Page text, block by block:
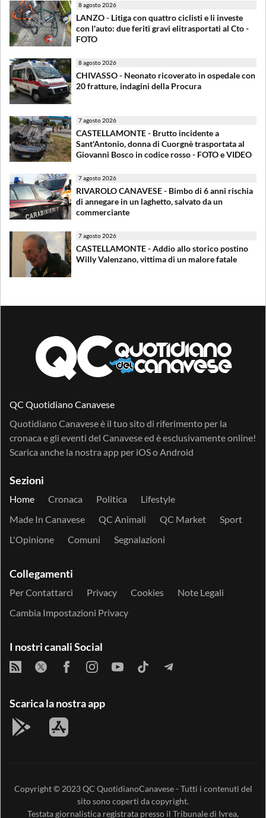
8 agosto 2026
LANZO - Litiga con quattro ciclisti e li investe
con l'auto: due feriti gravi elitrasportati al Cto -
FOTO
8 agosto 2026
CHIVASSO - Neonato ricoverato in ospedale con
20 fratture, indagini della Procura
7 agosto 2026
CASTELLAMONTE - Brutto incidente a
Sant'Antonio, donna di Cuorgnè trasportata al
Giovanni Bosco in codice rosso - FOTO e VIDEO
7 agosto 2026
RIVAROLO CANAVESE - Bimbo di 6 anni rischia
di annegare in un laghetto, salvato da un
commerciante
7 agosto 2026
CASTELLAMONTE - Addio allo storico postino
Willy Valenzano, vittima di un malore fatale
QC Quotidiano Canavese
Quotidiano Canavese è il tuo sito di riferimento per la
cronaca e gli eventi del Canavese ed è esclusivamente online!
Scarica anche la nostra app per iOSo Android
Sezioni
Home Cronaca Politica
Lifestyle
Made In Canavese
QC Animali QC Market
Sport
L'Opinione
Comuni Segnalazioni
Collegamenti
Per Contattarci Privacy Cookies
Note Legali
Cambia Impostazioni Privacy
I nostri canali Social
Scarica la nostra app
Copyright © 2023QC QuotidianoCanavese- Tutti i contenuti del
sito sono coperti da copyright.
Testata giornalistica registrata presso il Tribunale di Ivrea,